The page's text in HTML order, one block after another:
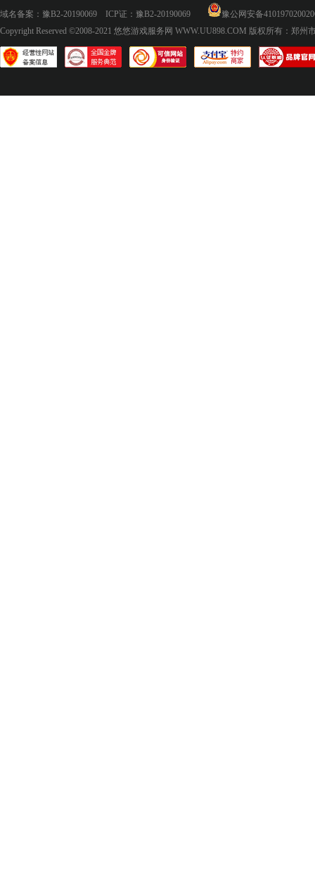
域名备案： 豫B2-20190069 ICP证： 豫B2-20190069
豫公网安备
Copyright Reserved ©2008-2021 悠悠游戏服务网 WWW.UU898.COM 版权所有：郑州